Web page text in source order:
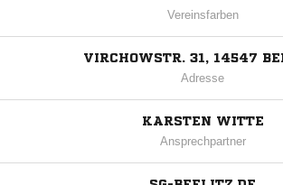
Vereinsfarben
VIRCHOWSTR. 31, 14547
Adresse
KARSTEN WITTE
Ansprechpartner